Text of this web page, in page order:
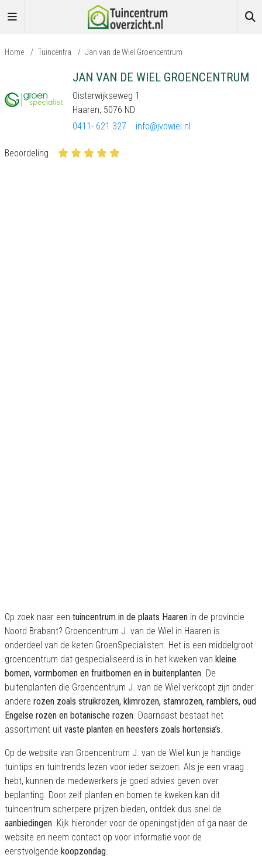
Home / Tuincentra / Jan van de Wiel Groencentrum
JAN VAN DE WIEL GROENCENTRUM
Oisterwijkseweg 1
Haaren, 5076 ND
0411- 621 327
info@jvdwiel.nl
Beoordeling
Op zoek naar een tuincentrum in de plaats Haaren in de provincie
Noord Brabant? Groencentrum J. van de Wiel in Haaren is
onderdeel van de keten GroenSpecialisten. Het is een middelgroot
groencentrum dat gespecialiseerd is in het kweken van kleine
bomen, vormbomen en fruitbomen en in buitenplanten. De
buitenplanten die Groencentrum J. van de Wiel verkoopt zijn onder
andere rozen zoals struikrozen, klimrozen, stamrozen, ramblers, oud
Engelse rozen en botanische rozen. Daarnaast bestaat het
assortiment uit vaste planten en heesters zoals hortensia’s.
Op de website van Groencentrum J. van de Wiel kun je handige
tuintips en tuintrends lezen voor ieder seizoen. Als je een vraag
hebt, kunnen de medewerkers je goed advies geven over
beplanting. Door zelf planten en bomen te kweken kan dit
tuincentrum scherpere prijzen bieden, ontdek dus snel de
aanbiedingen. Kijk hieronder voor de openingstijden of ga naar de
website en neem contact op voor informatie voor de
eerstvolgende koopzondag.